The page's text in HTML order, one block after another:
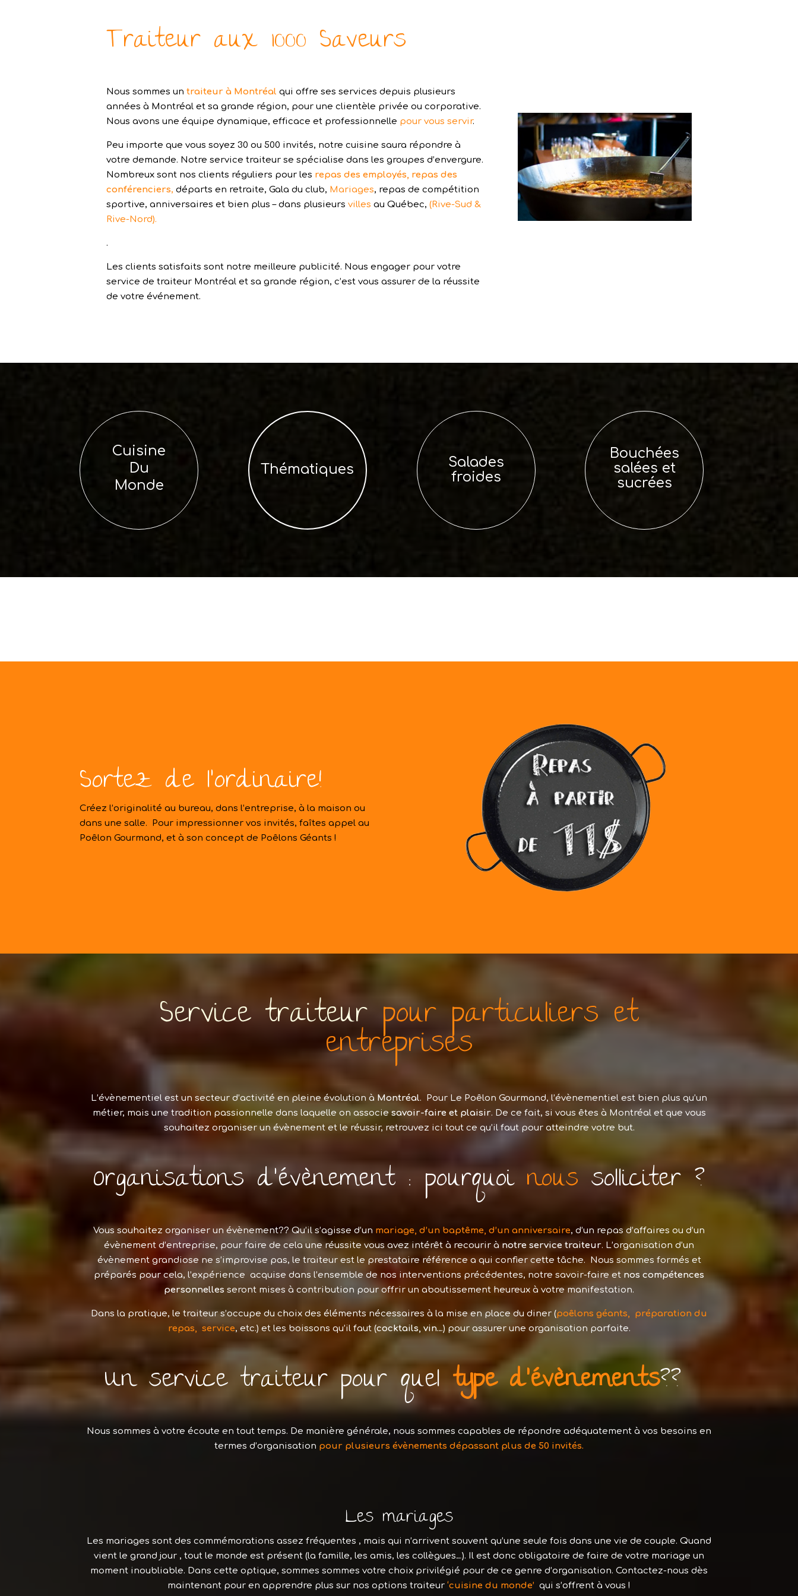
Traiteur aux 1000 Saveurs
Nous sommes untraiteur à Montréal qui offre ses services depuis plusieurs
années à Montréal et sa grande région, pour une clientèle privée ou corporative.
Nous avons une équipe dynamique, efficace et professionnelle pour vous servir.
Peu importe que vous soyez 30 ou 500 invités, notre cuisine saura répondre à
votre demande. Notre service traiteur se spécialise dans les groupes d’envergure.
Nombreux sont nos clients réguliers pour les repas des employés, repas des
conférenciers, départs en retraite, Gala du club, Mariages, repas de compétition
sportive, anniversaires et bien plus – dans plusieursvilles au Québec, (Rive-Sud &
Rive-Nord).
.
Les clients satisfaits sont notre meilleure publicité. Nous engager pour votre
service de traiteur Montréal et sa grande région, c’est vous assurer de la réussite
de votre événement.
Cuisine
Du
Monde
Thématiques
Salades
froides
Bouchées
salées et
sucrées
Sortez de l’ordinaire!
Créez l’originalité au bureau, dans l’entreprise, à la maison ou
dans une salle. Pour impressionner vos invités, faîtes appel au
Poêlon Gourmand, et à son concept de Poêlons Géants !
Service traiteurpour particuliers et
entreprises
L’évènementiel est un secteur d’activité en pleine évolution à Montréal. Pour Le Poêlon Gourmand, l’évènementiel est bien plus qu’un
métier, mais une tradition passionnelle dans laquelle on associesavoir-faire et plaisir. De ce fait, si vous êtes à Montréal et que vous
souhaitez organiser un évènement et le réussir, retrouvez ici tout ce qu’il faut pour atteindre votre but.
Organisations d’évènement : pourquoi noussolliciter ?
Vous souhaitez organiser un évènement?? Qu’il s’agisse d’un mariage, d’un baptême, d’un anniversaire, d’un repas d’affaires ou d’un
évènement d’entreprise, pour faire de cela une réussite vous avez intérêt à recourir à notre service traiteur. L’organisation d’un
évènement grandiose ne s’improvise pas, le traiteur est le prestataire référence a qui confier cette tâche. Nous sommes formés et
préparés pour cela, l’expérience acquise dans l’ensemble de nos interventions précédentes, notre savoir-faire et nos compétences
personnelles seront mises à contribution pour offrir un aboutissement heureux à votre manifestation.
Dans la pratique, le traiteur s’occupe du choix des éléments nécessaires à la mise en place du diner (poêlons géants, préparation du
repas, service, etc.) et les boissons qu’il faut (cocktails, vin…) pour assurer une organisation parfaite.
Un service traiteur pour queltype d’évènements??
Nous sommes à votre écoute en tout temps. De manière générale, nous sommes capables de répondre adéquatement à vos besoins en
termes d’organisation pour plusieurs évènements dépassant plus de 50 invités.
Les mariages
Les mariages sont des commémorations assez fréquentes , mais qui n’arrivent souvent qu’une seule fois dans une vie de couple. Quand
vient le grand jour , tout le monde est présent (la famille, les amis, les collègues…). Il est donc obligatoire de faire de votre mariage un
moment inoubliable. Dans cette optique, sommes sommes votre choix privilégié pour de ce genre d’organisation. Contactez-nous dès
maintenant pour en apprendre plus sur nos options traiteur ‘cuisine du monde’ qui s’offrent à vous !